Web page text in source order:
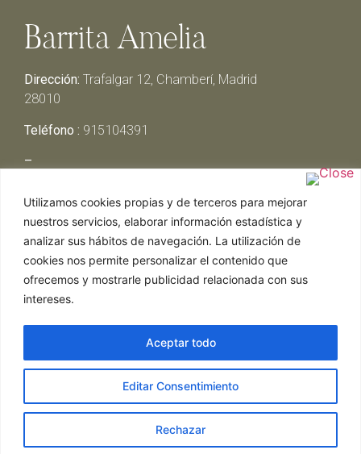
Utilizamos cookies propias y de terceros para mejorar
nuestros servicios, elaborar información estadística y
analizar sus hábitos de navegación. La utilización de
cookies nos permite personalizar el contenido que
ofrecemos y mostrarle publicidad relacionada con sus
intereses.
Editar Consentimiento
Rechazar
Aceptar todo
Barrita Amelia
Dirección: Trafalgar 12, Chamberí, Madrid
28010
Teléfono : 915104391
–
Miércoles y Jueves:13:00h – 00:30h
Viernes y Sábado: 13:00h – 01:00h
Domingo:13:00h – 17:30h
Web realizada por Chef Ejecutivo,Asesoría de
|Política de Cookies|
ghostwriter hausarbeit schreiben lassen ghostwriter
agentur